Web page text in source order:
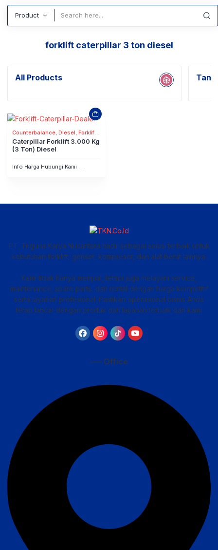
forklift caterpillar 3 ton diesel
All Products
Counterbalance, Diesel, Forklift
Truck
Caterpillar Forklift 3.000 Kg
(3 Ton) Diesel
Info Harga Hubungi Kami . . .
PT. Triguna Karya Nusantara hadir sebagai solusi terbaik untuk
kebutuhan forklift, genset, kompresor, dan alat berat lainnya.
Kami tidak hanya menjual, tetapi juga melayani service,
maintenance, spare parts, dan rental dengan harga kompetitif
serta layanan profesional. Pastikan operasional bisnis Anda
tetap lancar dengan produk dan layanan terbaik dari kami
—– Office